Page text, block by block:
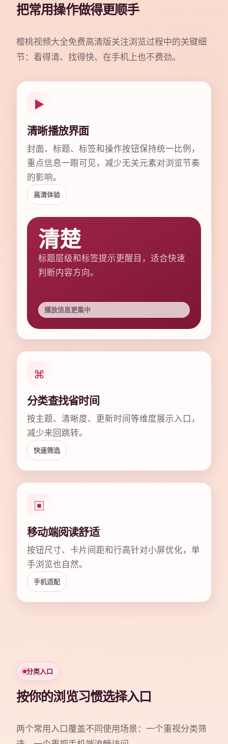
把常用操作做得更顺手
樱桃视频大全免费高清版关注浏览过程中的关键细
节：看得清、找得快、在手机上也不费劲。
▶
清晰播放界面
封面、标题、标签和操作按钮保持统一比例，
重点信息一眼可见，减少无关元素对浏览节奏
的影响。
高清体验
清楚
标题层级和标签提示更醒目，适合快速
判断内容方向。
播放信息更集中
⌘
分类查找省时间
按主题、清晰度、更新时间等维度展示入口，
减少来回跳转。
快速筛选
▣
移动端阅读舒适
按钮尺寸、卡片间距和行高针对小屏优化，单
手浏览也自然。
手机适配
分类入口
按你的浏览习惯选择入口
两个常用入口覆盖不同使用场景：一个重视分类筛